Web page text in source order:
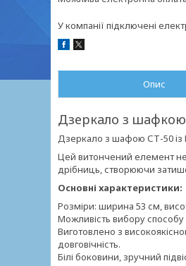
У компанії підключені
Опис
Дзеркало з шафкою
Дзеркало з шафою СТ-50 із
Цей витончений елемент не
дрібниць, створюючи
Основні характеристики:
Розміри: ширина 53 см,
Можливість вибору способу
Виготовлено з
довговічність.
Білі боковини, зручний